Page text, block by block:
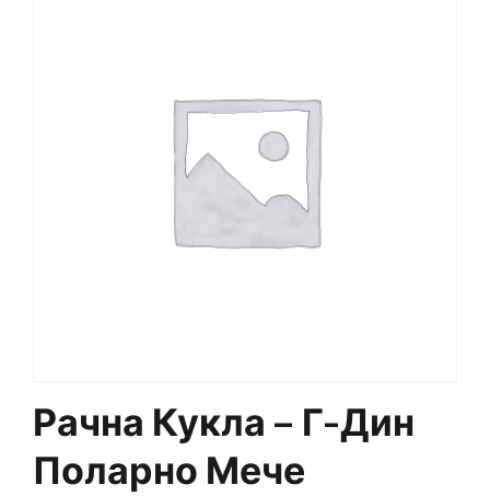
Рачна Кукла – Г-Дин
Поларно Мече